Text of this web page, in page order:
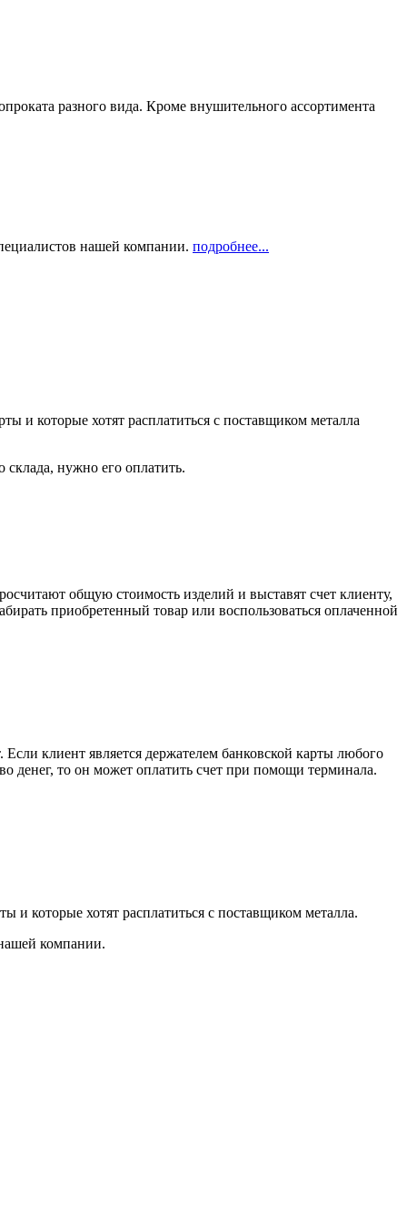
разного вида. Кроме внушительного ассортимента
нашей компании. подробнее...
и которые хотят расплатиться с поставщиком металла
склада, нужно его оплатить.
общую стоимость изделий и выставят счет клиенту,
приобретенный товар или воспользоваться оплаченной
клиент является держателем банковской карты любого
денег, то он может оплатить счет при помощи терминала.
и которые хотят расплатиться с поставщиком металла.
компании.